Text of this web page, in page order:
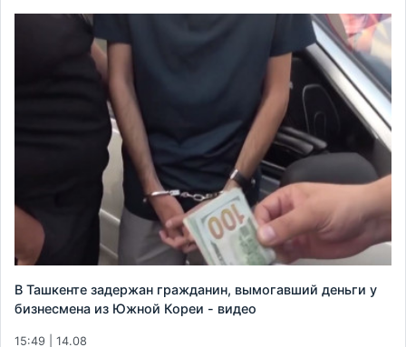
В Ташкенте задержан гражданин, вымогавший деньги у
бизнесмена из Южной Кореи - видео
15:49 | 14.08